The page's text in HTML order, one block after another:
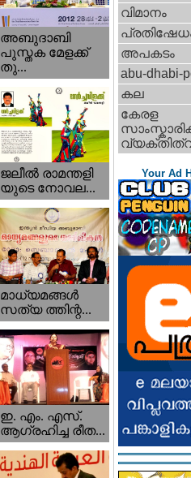
അബുദാബി
പുസ്തക മേളക്ക്
തു...
ജലീല്‍ രാമന്തളി
യുടെ നോവല...
മാധ്യമങ്ങള്‍
സത്യ ത്തിന്റ...
ഇ. എം. എസ്.
ആഗ്രഹിച്ച രീത...
വിമാനം
അപകടം
abu-dhabi-
കല
കേരള
Your Ad